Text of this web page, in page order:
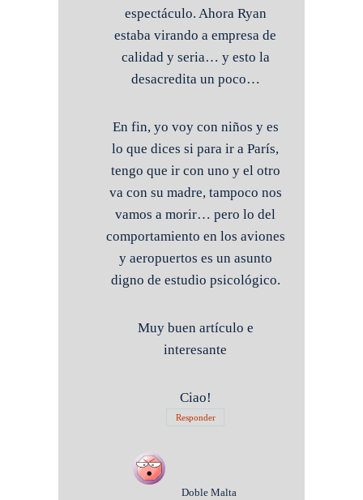
espectáculo. Ahora Ryan
estaba virando a empresa de
calidad y seria… y esto la
desacredita un poco…
En fin, yo voy con niños y es
lo que dices si para ir a París,
tengo que ir con uno y el otro
va con su madre, tampoco nos
vamos a morir… pero lo del
comportamiento en los aviones
y aeropuertos es un asunto
digno de estudio psicológico.
Muy buen artículo e
interesante
Ciao!
Responder
Doble Malta